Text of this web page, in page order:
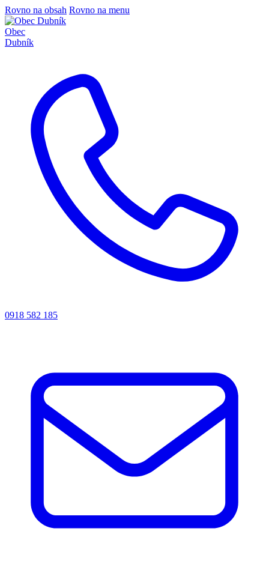
Rovno na obsah Rovno na menu
Obec
Dubník
0918 582 185